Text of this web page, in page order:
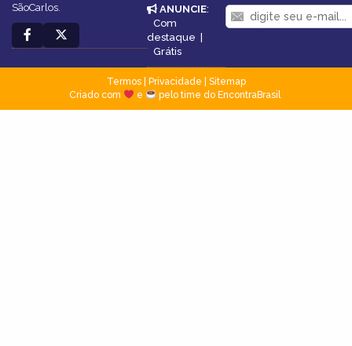
SãoCarlos.
ANUNCIE:
Com
destaque |
Grátis
Termos| Privacidade
Sitemap
Criado com
e pelo time do EncontraBrasil